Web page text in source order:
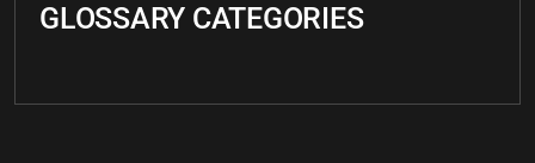
GLOSSARY CATEGORIES